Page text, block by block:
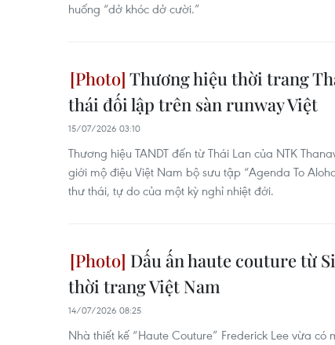
huống “dở khóc dở cười.”
Thương hiệu thời trang
thái đối lập trên sàn runway Việt
15/07/2026 03:10
Thương hiệu TANDT đến từ Thái Lan của NTK
giới mộ điệu Việt Nam bộ sưu tập “Agenda To
thư thái, tự do của một kỳ nghỉ nhiệt đới.
Dấu ấn haute couture từ
thời trang Việt Nam
14/07/2026 08:25
Nhà thiết kế “Haute Couture” Frederick Lee vừa